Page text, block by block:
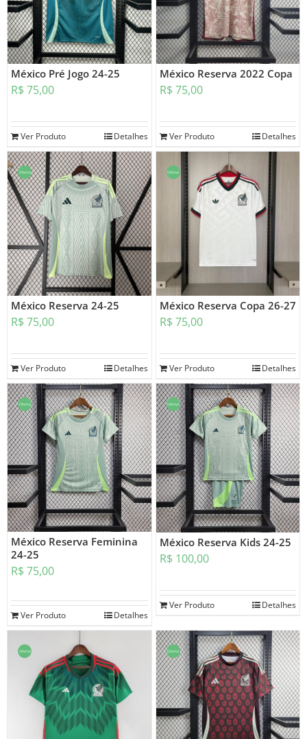
México Pré Jogo 24-25
R$ 75,00
Ver Produto Detalhes
México Reserva 2022 Copa
R$ 75,00
Ver Produto Detalhes
Oferta!
México Reserva 24-25
R$ 75,00
Ver Produto Detalhes
Oferta!
México Reserva Copa 26-27
R$ 75,00
Ver Produto Detalhes
Oferta!
México Reserva Feminina
24-25
R$ 75,00
Ver Produto Detalhes
Oferta!
México Reserva Kids 24-25
R$ 100,00
Ver Produto Detalhes
Oferta! Oferta!